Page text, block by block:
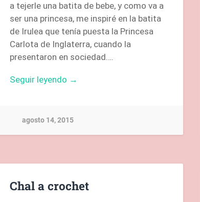
a tejerle una batita de bebe, y como va a
ser una princesa, me inspiré en la batita
de Irulea que tenía puesta la Princesa
Carlota de Inglaterra, cuando la
presentaron en sociedad….
Seguir leyendo →
agosto 14, 2015
Chal a crochet